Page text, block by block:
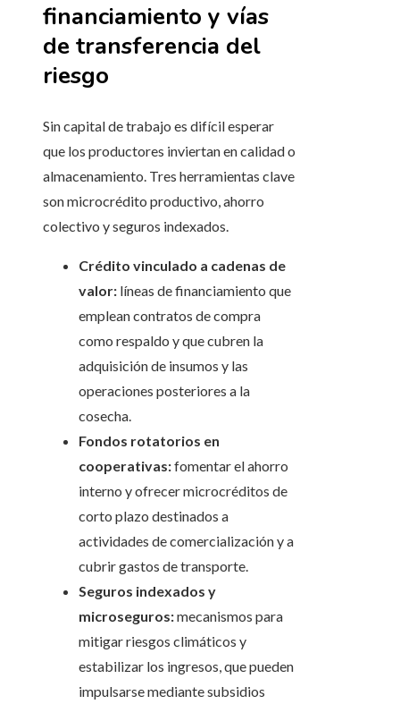
financiamiento y vías
de transferencia del
riesgo
Sin capital de trabajo es difícil esperar
que los productores inviertan en calidad o
almacenamiento. Tres herramientas clave
son microcrédito productivo, ahorro
colectivo y seguros indexados.
Crédito vinculado a cadenas de
valor: líneas de financiamiento que
emplean contratos de compra
como respaldo y que cubren la
adquisición de insumos y las
operaciones posteriores a la
cosecha.
Fondos rotatorios en
cooperativas:fomentar el ahorro
interno y ofrecer microcréditos de
corto plazo destinados a
actividades de comercialización y a
cubrir gastos de transporte.
Seguros indexados y
microseguros:mecanismos para
mitigar riesgos climáticos y
estabilizar los ingresos, que pueden
impulsarse mediante subsidios